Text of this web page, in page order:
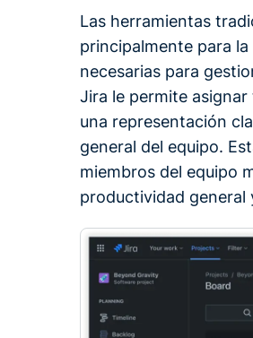
Las herramientas
principalmente para
necesarias para
Jira le permite
una representación
general del equipo.
miembros del equipo
productividad general